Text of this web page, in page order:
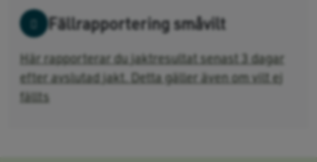
Fällrapportering småvilt
Här rapporterar du jaktresultat senast 3 dagar
efter avslutad jakt. Detta gäller även om vilt ej
fällts